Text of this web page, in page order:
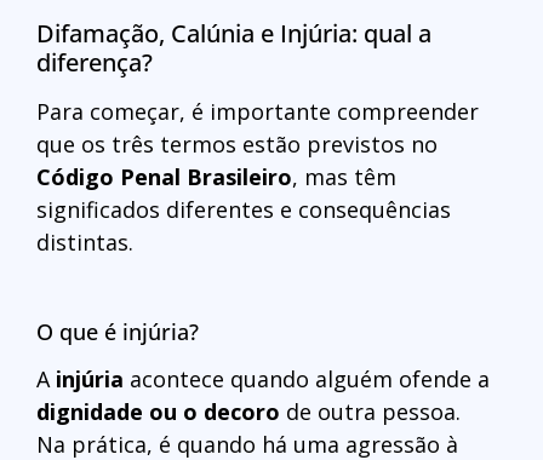
Difamação, Calúnia e Injúria: qual a
diferença?
Para começar, é importante compreender
que os três termos estão previstos no
Código Penal Brasileiro, mas têm
significados diferentes e consequências
distintas.
O que é injúria?
A injúria acontece quando alguém ofende a
dignidade ou o decoro de outra pessoa.
Na prática, é quando há uma agressão à